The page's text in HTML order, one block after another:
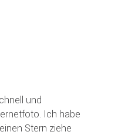
und
Ich habe
Stern ziehe